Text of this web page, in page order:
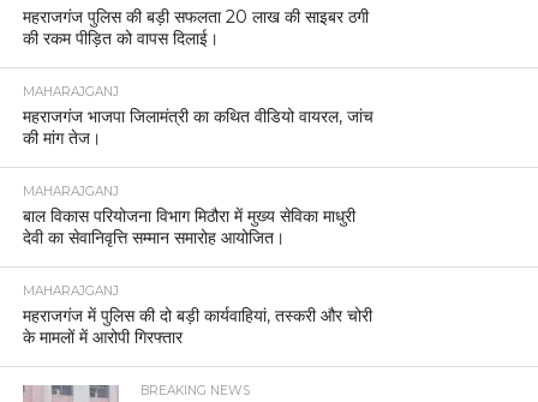
महराजगंज पुलिस की बड़ी सफलता 20 लाख की साइबर ठगी
की रकम पीड़ित को वापस दिलाई।
MAHARAJGANJ
महराजगंज भाजपा जिलामंत्री का कथित वीडियो वायरल, जांच
की मांग तेज।
MAHARAJGANJ
बाल विकास परियोजना विभाग मिठौरा में मुख्य सेविका माधुरी
देवी का सेवानिवृत्ति सम्मान समारोह आयोजित।
MAHARAJGANJ
महराजगंज में पुलिस की दो बड़ी कार्यवाहियां, तस्करी और चोरी
के मामलों में आरोपी गिरफ्तार
BREAKING NEWS